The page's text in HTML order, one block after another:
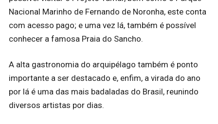
Nacional Marinho de Fernando de Noronha, este conta
com acesso pago; e uma vez lá, também é possível
conhecer a famosa Praia do Sancho.
A alta gastronomia do arquipélago também é ponto
importante a ser destacado e, enfim, a virada do ano
por lá é uma das mais badaladas do Brasil, reunindo
diversos artistas por dias.